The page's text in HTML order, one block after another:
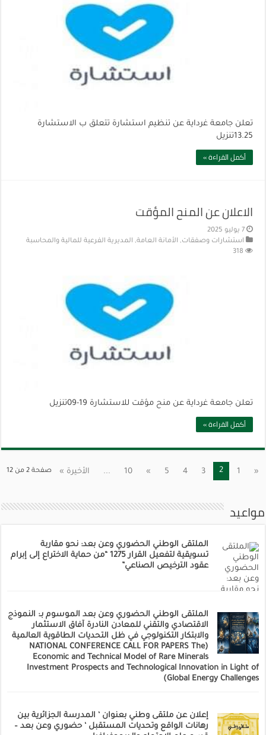
تعلن جامعة غرداية عن تنظيم استشارة تتعلق ب الاستشارة
13.25تنزيل
أكمل القراءة »
الاعلان عن المنح المؤقت
7 يوليو 2025
استشارات وصفقات, الأمانة العامة, المديرية الفرعية للمالية والمحاسبة
318
تعلن جامعة غرداية عن منح مؤقت للاستشارة 19-09تنزيل
أكمل القراءة »
صفحة 2 من 12 «
1
2
3
4
5
»
10
... الأخيرة »
مواعيد
الملتقى الوطني الحضوري وعن بعد: نحو مقاربة
تسويقية لتفعيل القرار 1275 “من حماية الاختراع إلى إبرام
عقود الترخيص الصناعي”
الملتقى الوطني الحضوري وعن بعد الموسوم بـ: النموذج
الاقتصادي والتقني للمعادن النادرة آفاق الاستثمار
والابتكار التكنولوجي في ظل التحديات الطاقوية العالمية
(NATIONAL CONFERENCE CALL FOR PAPERS The
Economic and Technical Model of Rare Minerals
Investment Prospects and Technological Innovation in Light of
Global Energy Challenges)
إعلان عن ملتقى وطني بعنوان ‘ المدرسة الجزائرية بين
رهانات الواقع وتحديات المستقبل ‘ حضوري وعن بعد –